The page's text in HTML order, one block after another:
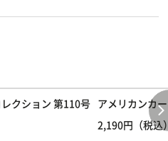
クション 第110号 アメリカンカ
2,190円（税込